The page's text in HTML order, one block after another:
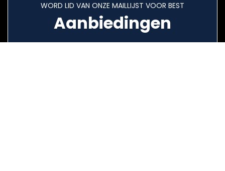
WORD LID VAN ONZE MAILLIJST VOOR BEST
Aanbiedingen